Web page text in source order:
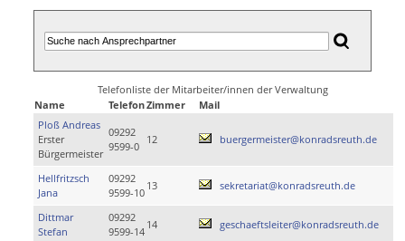
Telefonliste der Mitarbeiter/innen der Verwaltung
Name
TelefonZimmer
Mail
Ploß Andreas
Erster
Bürgermeister
09292
9599-0
12 buergermeister@konradsreuth.de
Hellfritzsch
Jana
09292
9599-10
13 sekretariat@konradsreuth.de
Dittmar
Stefan
09292
9599-14
14 geschaeftsleiter@konradsreuth.de